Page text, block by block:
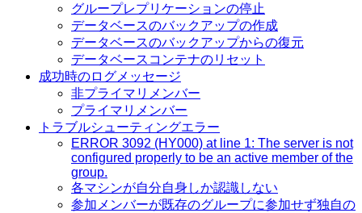
グループレプリケーションの停止
データベースのバックアップの作成
データベースのバックアップからの復元
データベースコンテナのリセット
成功時のログメッセージ
非プライマリメンバー
プライマリメンバー
トラブルシューティングエラー
ERROR 3092 (HY000) at line 1: The server is not
configured properly to be an active member of the
group.
各マシンが自分自身しか認識しない
参加メンバーが既存のグループに参加せず独自の